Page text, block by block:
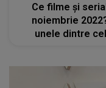
Ce filme și
noiembrie
unele dintre